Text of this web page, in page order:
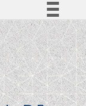
BR
informação